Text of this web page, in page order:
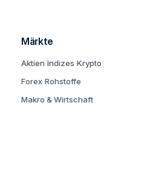
Märkte
Aktien Indizes Krypto
Forex Rohstoffe
Makro & Wirtschaft